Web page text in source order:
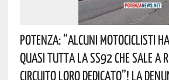
Potenza: “alcuni Motociclisti
Quasi Tutta La SS92 Che Sale A
Circuito Loro Dedicato”! La